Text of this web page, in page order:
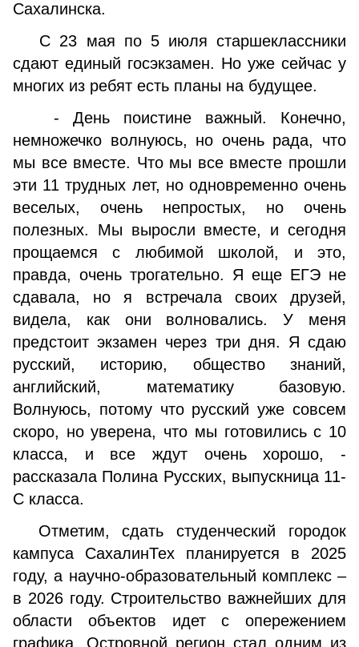
Сахалинска.
С 23 мая по 5 июля старшеклассники
сдают единый госэкзамен. Но уже сейчас у
многих из ребят есть планы на будущее.
- День поистине важный. Конечно,
немножечко волнуюсь, но очень рада, что
мы все вместе. Что мы все вместе прошли
эти 11 трудных лет, но одновременно очень
веселых, очень непростых, но очень
полезных. Мы выросли вместе, и сегодня
прощаемся с любимой школой, и это,
правда, очень трогательно. Я еще ЕГЭ не
сдавала, но я встречала своих друзей,
видела, как они волновались. У меня
предстоит экзамен через три дня. Я сдаю
русский, историю, общество знаний,
английский, математику базовую.
Волнуюсь, потому что русский уже совсем
скоро, но уверена, что мы готовились с 10
класса, и все ждут очень хорошо, -
рассказала Полина Русских, выпускница 11-
С класса.
Отметим, сдать студенческий городок
кампуса СахалинТех планируется в 2025
году, а научно-образовательный комплекс –
в 2026 году. Строительство важнейших для
области объектов идет с опережением
графика. Островной регион стал одним из